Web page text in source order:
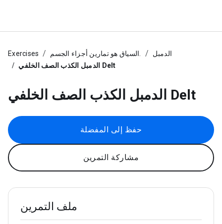
Exercises
الدمبل
الدمبل الكذب الصف الخلفي Delt
الدمبل الكذب الصف الخلفي Delt
حفظ إلى المفضلة
مشاركة التمرين
ملف التمرين